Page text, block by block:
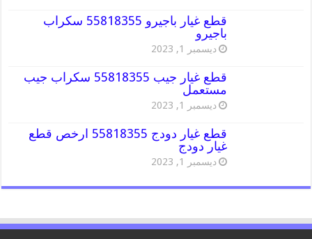
قطع غيار باجيرو 55818355 سكراب
باجيرو
ديسمبر 1, 2023
قطع غيار جيب 55818355 سكراب جيب
مستعمل
ديسمبر 1, 2023
قطع غيار دودج 55818355 ارخص قطع
غيار دودج
ديسمبر 1, 2023